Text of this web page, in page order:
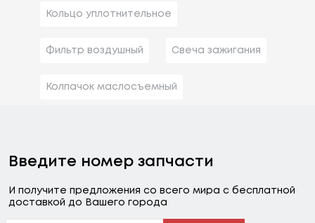
Кольцо уплотнительное
Фильтр воздушный Свеча зажигания
Колпачок маслосъемный
Введите номер запчасти
И получите предложения со всего мира с бесплатной
доставкой до Вашего города